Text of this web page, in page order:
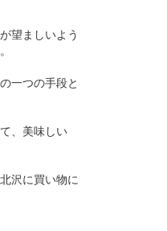
望ましいよう
一つの手段と
、美味しい
沢に買い物に